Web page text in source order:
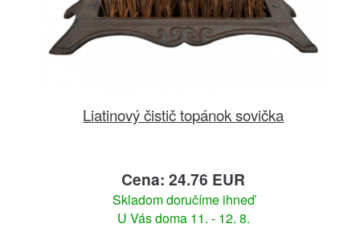
Liatinový čistič topánok sovička
Cena: 24.76 EUR
Skladom doručíme ihneď
U Vás doma 11. - 12. 8.